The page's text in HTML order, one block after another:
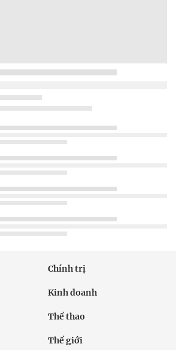
Chính trị
Kinh doanh
Thể thao
Thế giới